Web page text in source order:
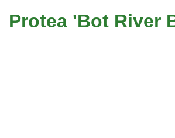
Protea 'Bot River